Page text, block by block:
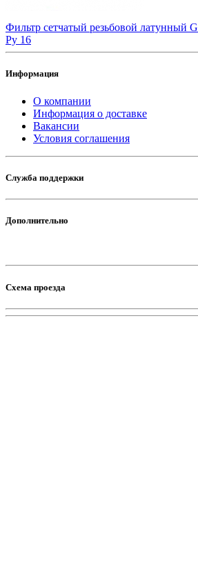
Фильтр сетчатый резьбовой латунный
Ру 16
Информация
О компании
Информация о доставке
Вакансии
Условия соглашения
Служба поддержки
Дополнительно
Схема проезда